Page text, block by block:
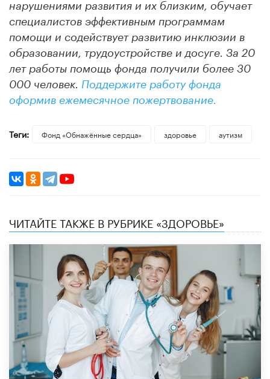
нарушениями развития и их близким, обучает
специалистов эффективным программам
помощи и содействует развитию инклюзии в
образовании, трудоустройстве и досуге. За 20
лет работы помощь фонда получили более 30
000 человек. Поддержите работу фонда
оформив ежемесячное пожертвование.
Теги: Фонд «Обнажённые сердца» здоровье аутизм
ЧИТАЙТЕ ТАКЖЕ В РУБРИКЕ «ЗДОРОВЬЕ»